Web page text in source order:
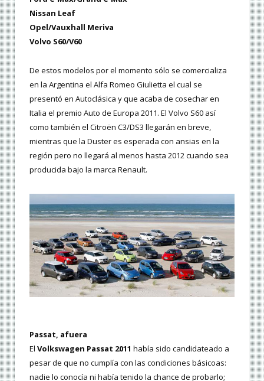
Nissan Leaf
Opel/Vauxhall Meriva
Volvo S60/V60
De estos modelos por el momento sólo se comercializa
en la Argentina el Alfa Romeo Giulietta el cual se
presentó en Autoclásica y que acaba de cosechar en
Italia el premio Auto de Europa 2011. El Volvo S60 así
como también el Citroën C3/DS3 llegarán en breve,
mientras que la Duster es esperada con ansias en la
región pero no llegará al menos hasta 2012 cuando sea
producida bajo la marca Renault.
Passat, afuera
El Volkswagen Passat 2011 había sido candidateado a
pesar de que no cumplía con las condiciones básicoas:
nadie lo conocía ni había tenido la chance de probarlo;